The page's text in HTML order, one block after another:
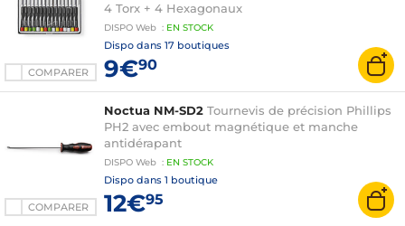
COMPARER
4 Torx + 4 Hexagonaux
DISPO Web : EN STOCK
Dispo dans 17 boutiques
9€90
COMPARER
Noctua NM-SD2 Tournevis de précision Phillips
PH2 avec embout magnétique et manche
antidérapant
DISPO Web : EN STOCK
Dispo dans 1 boutique
12€95